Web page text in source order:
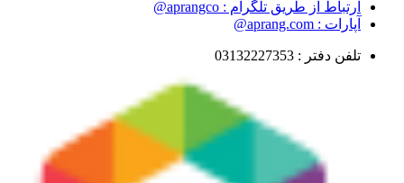
ارتباط از طریق تلگرام : aprangco@
آپارات : aprang.com@
تلفن دفتر : 03132227353